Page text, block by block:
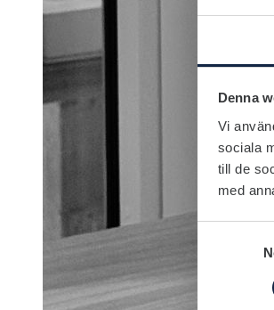
Denna
Vi
sociala
till de
med